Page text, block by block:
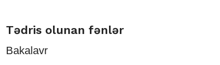
Tədris olunan fənlər
Bakalavr